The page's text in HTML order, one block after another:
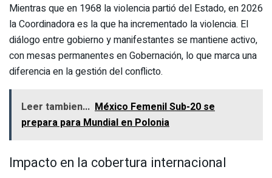
Mientras que en 1968 la violencia partió del Estado, en 2026
la Coordinadora es la que ha incrementado la violencia. El
diálogo entre gobierno y manifestantes se mantiene activo,
con mesas permanentes en Gobernación, lo que marca una
diferencia en la gestión del conflicto.
Leer tambien... México Femenil Sub-20 se
prepara para Mundial en Polonia
Impacto en la cobertura internacional